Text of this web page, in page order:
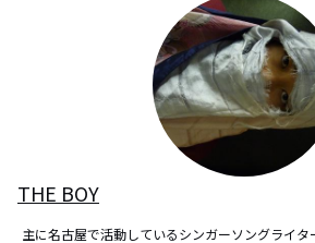
THE BOY
主に名古屋で活動しているシンガーソングライ